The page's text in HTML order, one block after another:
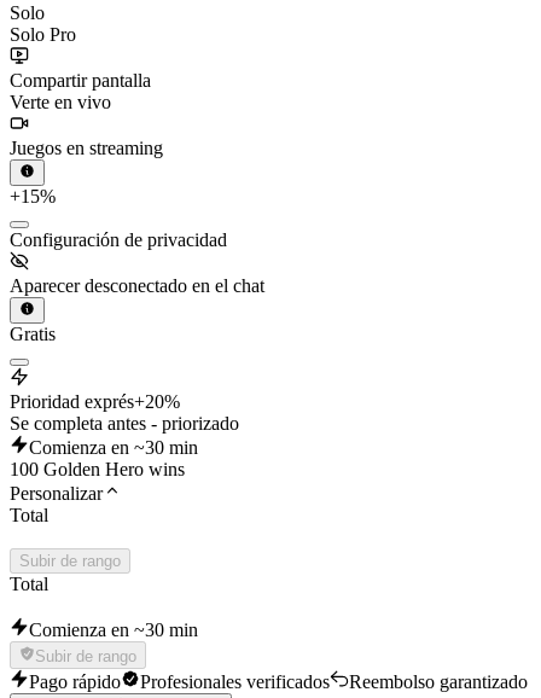
Solo
Solo Pro
Compartir pantalla
Verte en vivo
Juegos en streaming
+15%
Configuración de privacidad
Aparecer desconectado en el chat
Gratis
Prioridad exprés+20%
Se completa antes - priorizado
Comienza en ~30 min
100 Golden Hero wins
Personalizar
Total
Subir de rango
Total
Comienza en ~30 min
Subir de rango
Pago rápido Profesionales verificados Reembolso garantizado